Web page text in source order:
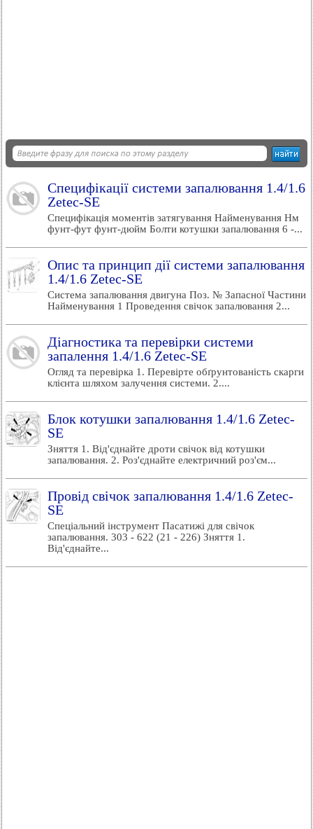
Специфікації системи запалювання 1.4/1.6
Zetec-SE
Специфікація моментів затягування Найменування Нм
фунт-фут фунт-дюйм Болти котушки запалювання 6 -...
Опис та принцип дії системи запалювання
1.4/1.6 Zetec-SE
Система запалювання двигуна Поз. № Запасної Частини
Найменування 1 Проведення свічок запалювання 2...
Діагностика та перевірки системи
запалення 1.4/1.6 Zetec-SE
Огляд та перевірка 1. Перевірте обґрунтованість скарги
клієнта шляхом залучення системи. 2....
Блок котушки запалювання 1.4/1.6 Zetec-
SE
Зняття 1. Від'єднайте дроти свічок від котушки
запалювання. 2. Роз'єднайте електричний роз'єм...
Провід свічок запалювання 1.4/1.6 Zetec-
SE
Спеціальний інструмент Пасатижі для свічок
запалювання. 303 - 622 (21 - 226) Зняття 1.
Від'єднайте...